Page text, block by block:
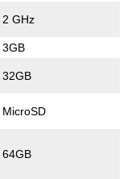
2 GHz
3GB
32GB
MicroSD
64GB